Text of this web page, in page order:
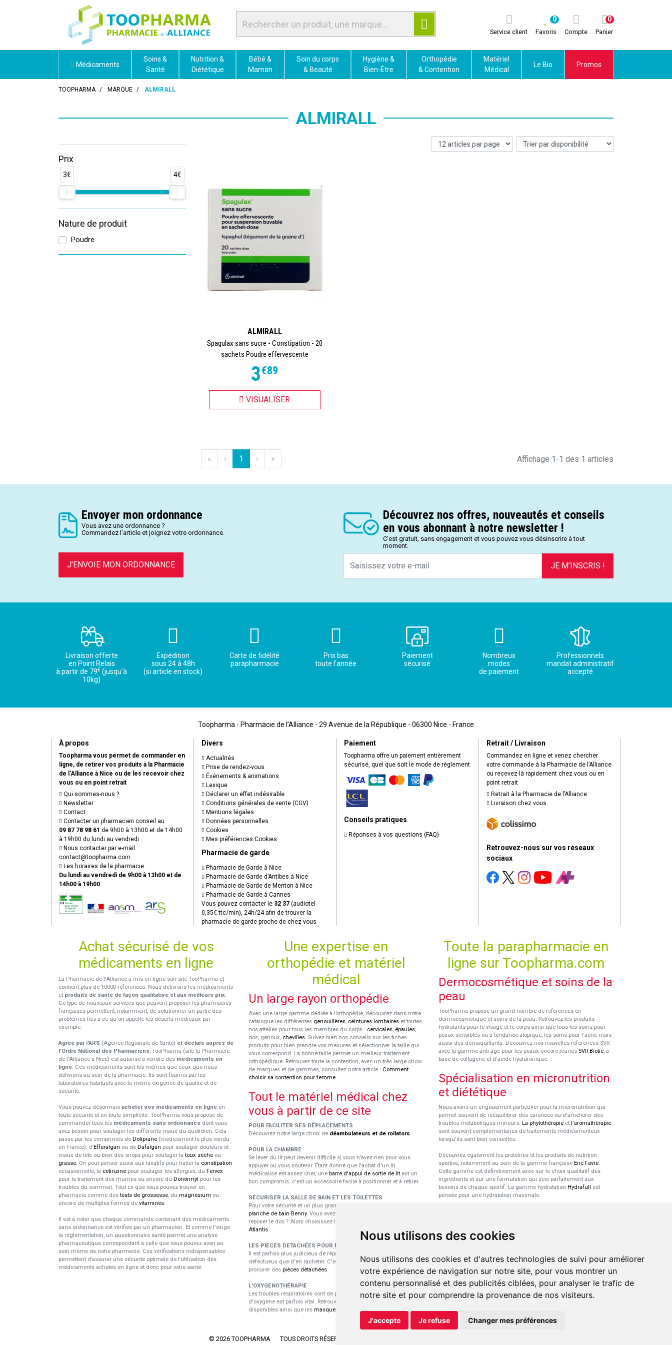
Nous utilisons des cookies
Nous utilisons des cookies et d'autres technologies de suivi pour améliorer
votre expérience de navigation sur notre site, pour vous montrer un
contenu personnalisé et des publicités ciblées, pour analyser le trafic de
notre site et pour comprendre la provenance de nos visiteurs.
J'accepte Je refuse Changer mes préférences
Service client Favoris
0
Compte Panier
0
Médicaments
Soins &
Santé
Nutrition &
Diététique
Bébé &
Maman
Soin du corps
& Beauté
Hygiène &
Bien-Être
Orthopédie
& Contention
Matériel
Médical
Le Bio Promos
TOOPHARMA MARQUE ALMIRALL
ALMIRALL
Prix
3€ 4€
Nature de produit
Poudre
ALMIRALL
Spagulax sans sucre - Constipation - 20
sachets Poudre effervescente
3€89
VISUALISER
Affichage 1-1 des 1 articles
« ‹ 1 › »
Envoyer mon ordonnance
Vous avez une ordonnance ?
Commandez l’article et joignez votre ordonnance.
J’ENVOIE MON ORDONNANCE
Découvrez nos offres, nouveautés et conseils
en vous abonnant à notre newsletter !
C’est gratuit, sans engagement et vous pouvez vous désinscrire à tout
moment.
JE M’INSCRIS !
Livraison offerte
en Point Relais
à partir de 79€ (jusqu’à
10kg)
Expédition
sous 24 à 48h
(si article en stock)
Carte de fidélité
parapharmacie
Prix bas
toute l’année
Paiement
sécurisé
Nombreux
modes
de paiement
Professionnels
mandat administratif
accepté
Toopharma - Pharmacie de l’Alliance - 29 Avenue de la République - 06300 Nice - France
À propos
Toopharma vous permet de commander en
ligne, de retirer vos produits à la Pharmacie
de l’Alliance à Nice ou de les recevoir chez
vous ou en point retrait
Qui sommes-nous ?
Newsletter
Contact
Contacter un pharmacien conseil au
09 87 78 98 61 de 9h00 à 13h00 et de 14h00
à 19h00 du lundi au vendredi
Nous contacter par e-mail
contact@toopharma.com
Les horaires de la pharmacie :
Du lundi au vendredi de 9h00 à 13h00 et de
14h00 à 19h00
Divers
Actualités
Prise de rendez-vous
Événements & animations
Lexique
Déclarer un effet indésirable
Conditions générales de vente (CGV)
Mentions légales
Données personnelles
Cookies
Mes préférences Cookies
Pharmacie de garde
Pharmacie de Garde à Nice
Pharmacie de Garde d’Antibes à Nice
Pharmacie de Garde de Menton à Nice
Pharmacie de Garde à Cannes
Vous pouvez contacter le 32 37 (audiotel
0,35€ ttc/min), 24h/24 afin de trouver la
pharmacie de garde proche de chez vous
Paiement
Toopharma offre un paiement entièrement
sécurisé, quel que soit le mode de règlement
Conseils pratiques
Réponses à vos questions (FAQ)
Retrait / Livraison
Commandez en ligne et venez chercher
votre commande à la Pharmacie de l’Alliance
ou recevez-là rapidement chez vous ou en
point retrait
Retrait à la Pharmacie de l’Alliance
Livraison chez vous
Retrouvez-nous sur vos réseaux
sociaux
Achat sécurisé de vos
médicaments en ligne
La Pharmacie de l'Alliance a mis en ligne son site TooPharma et
contient plus de 10000 références. Nous délivrons les médicaments
et produits de santé de façon qualitative et aux meilleurs prix.
Ce type de nouveaux services que peuvent proposer les pharmacies
françaises permettent, notamment, de solutionner un partie des
problèmes liés à ce qu'on appelle les déserts médicaux par
exemple.
Agréé par l'ARS (Agence Régionale de Santé) et déclaré auprès de
l’Ordre National des Pharmaciens, TooPharma (site la Pharmacie
de l'Alliance à Nice) est autorisé à vendre des médicaments en
ligne. Ces médicaments sont les mêmes que ceux que nous
délivrons au sein de la pharmacie. Ils sont fournis par les
laboratoires habituels avec la même exigence de qualité et de
sécurité.
Vous pouvez désormais acheter vos médicaments en ligne en
toute sécurité et en toute simplicité. TooPharma vous propose de
commander tous les médicaments sans ordonnance dont vous
avez besoin pour soulager les différents maux du quotidien. Cela
passe par les comprimés de Doliprane (médicament le plus vendu
en France), d'Efferalgan ou de Dafalgan pour soulager douleurs et
maux de tête ou bien des sirops pour soulager latoux sèche ou
grasse. On peut penser aussi aux laxatifs pour traiter la constipation
occasionnelle, la cetirizine pour soulager les allergies, du Fervex
pour le traitement des rhumes ou encore du Donormyl pour les
troubles du sommeil. Tout ce que vous pouvez trouver en
pharmacie comme destests de grossesse, du magnésium ou
encore de multiples formes de vitamines.
Il est à noter que chaque commande contenant des médicaments
sans ordonnance est vérifiée par un pharmacien. Et comme l'exige
la réglementation, un questionnaire santé permet une analyse
pharmaceutique correspondant à celle que vous pouvez avoir au
sein même de notre pharmacie. Ces vérifications indispensables
permettent d’assurer une sécurité optimale de l’utilisation des
médicaments achetés en ligne et donc pour votre santé.
Une expertise en
orthopédie et matériel
médical
Un large rayon orthopédie
Avec une large gamme dédiée à l’orthopédie, découvrez dans notre
catalogue les différentes genouillères, ceintures lombaires et toutes
nos attelles pour tous les membres du corps : cervicales, épaules,
dos, genoux, chevilles. Suivez bien nos conseils sur les fiches
produits pour bien prendre vos mesures et sélectionner la taille qui
vous correspond. La bonne taille permet un meilleur traitement
orthopédique. Retrouvez toute la contention, avec un très large choix
de marques et de gammes, consultez notre article : Comment
choisir sa contention pour femme.
Tout le matériel médical chez
vous à partir de ce site
POUR FACILITER SES DÉPLACEMENTS
Découvrez notre large choix de déambulateurs et de rollators.
POUR LA CHAMBRE
Se lever du lit peut devenir difficile si vous n'avez rien pour vous
appuyer ou vous soutenir. Étant donné que l'achat d'un lit
médicalisé est assez cher, une barre d'appui de sortie de lit est un
bon compromis. c'est un accessoire facile à positionner et à retirer.
SÉCURISER LA SALLE DE BAIN ET LES TOILETTES
Pour votre sécurité et un plus grand confort durant le bain, utilisez la
planche de bain Benny. Vous avez besoin d'un dossier pour vous
reposer le dos ? Alors choisissez le
Atlantis.
LES PIECES DETACHÉES POUR MATÉRIEL MÉDICAL
Il est parfois plus judicieux de réparer du matériel médical
défectueux que d'en racheter. C'est là toute l'utilité de pouvoir se
procurer des pièces détachées.
L'OXYGENOTHÉRAPIE
Les troubles respiratoires sont de plus ne plus récurrents et l'apport
d'oxygène est parfois vital. Retrouvez les
concentrateurs d'oxygène
disponibles ainsi que les masques et lunettesadaptés.
Toute la parapharmacie en
ligne sur Toopharma.com
Dermocosmétique et soins de la
peau
TooPharma propose un grand nombre de références en
dermocosmétique et soins de la peau. Retrouvez les produits
hydratants pour le visage et le corps ainsi que tous les soins pour
peaux sensibles ou à tendance atopique, les soins pour l'acné mais
aussi des démaquillants. Découvrez nos nouvelles références SVR
avec la gamme anti-âge pour les peaux encore jeunes SVR-Biotic, à
base de collagène et d'acide hyaluronique.
Spécialisation en micronutrition
et diététique
Nous avons un engouement particulier pour la micronutrition qui
permet souvent de rééquilibrer des carences ou d'améliorer des
troubles métaboliques mineurs. La phytothérapie et l'aromathérapie
sont souvent complémentaires de traitements médicamenteux
lorsqu'ils sont bien conseillés.
Découvrez également les protéines et les produits de nutrition
sportive, notamment au sein de la gamme française Eric Favre.
Cette gamme est définitivement axée sur le choix qualitatif des
ingrédients et sur une formulation qui scie parfaitement aux
besoins de chaque sportif. La gamme hydratation Hydrafull est
pensée pour une hydratation maximale.
probiotiques
nous sommes spécialisés dans ce domaine pour sélectionner les
produits de qualité et pour pouvoir vous conseiller de façon
pertinente.
© 2026 TOOPHARMA TOUS DROITS RÉSERVÉS.